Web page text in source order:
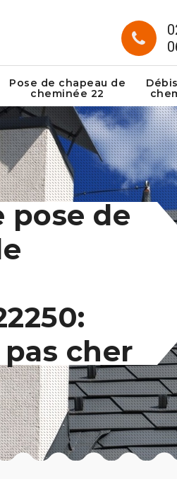
Pose de chapeau de
cheminée 22
pose de
cher